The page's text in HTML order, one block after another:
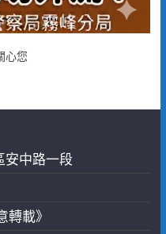
心您
安中路一段
載》